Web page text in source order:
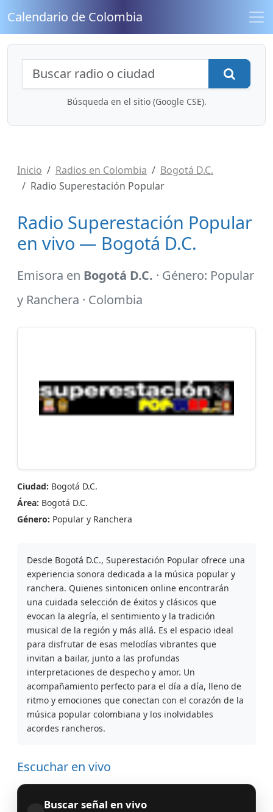
Calendario de Colombia
Búsqueda de radios y contenidos
Búsqueda en el sitio (Google CSE).
Inicio Radios en Colombia
Bogotá D.C.
Radio Superestación Popular
Radio Superestación Popular
en vivo — Bogotá D.C.
Emisora en Bogotá D.C. · Género: Popular
y Ranchera · Colombia
Ciudad: Bogotá D.C.
Área: Bogotá D.C.
Género: Popular y Ranchera
Desde Bogotá D.C., Superestación Popular ofrece una
experiencia sonora dedicada a la música popular y
ranchera. Quienes sintonicen online encontrarán
una cuidada selección de éxitos y clásicos que
evocan la alegría, el sentimiento y la tradición
musical de la región y más allá. Es el espacio ideal
para disfrutar de esas melodías vibrantes que
invitan a bailar, junto a las profundas
interpretaciones de despecho y amor. Un
acompañamiento perfecto para el día a día, lleno de
ritmo y emociones que conectan con el corazón de la
música popular colombiana y los inolvidables
acordes rancheros.
Escuchar en vivo
Buscar señal en vivo